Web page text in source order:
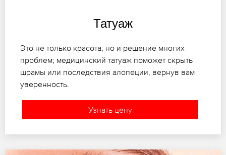
Татуаж
Это не только красота, но и решение многих
проблем; медицинский татуаж поможет скрыть
шрамы или последствия алопеции, вернув вам
уверенность.
Узнать цену